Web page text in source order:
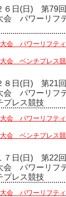
６日(日) 第79回
会 パワーリフ
大会 パワーリフテ
大会 ベンチプレス
８日(日) 第21回
会 パワーリフ
プレス競技
大会 パワーリフテ
大会 ベンチプレス
７日(日) 第22回
会 パワーリフ
プレス競技
大会 パワーリフテ